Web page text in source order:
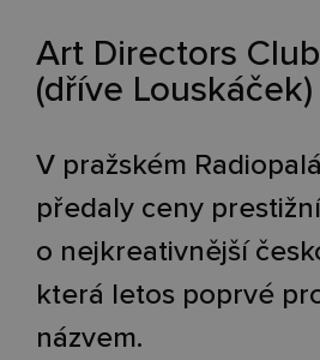
Art Directors
(dříve Louskáček)
V pražském
předaly ceny
o nejkreativnější
která letos poprvé
názvem.